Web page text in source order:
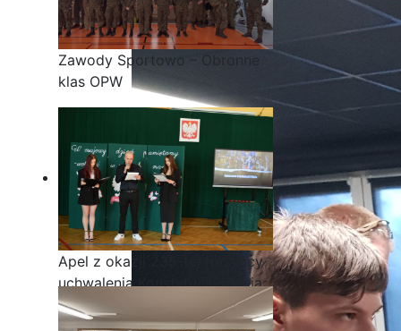
Zawody Sportowo – Obronne
klas OPW
Apel z okazji 235-tej rocznicy
uchwalenia Konstytucji 3 Maja